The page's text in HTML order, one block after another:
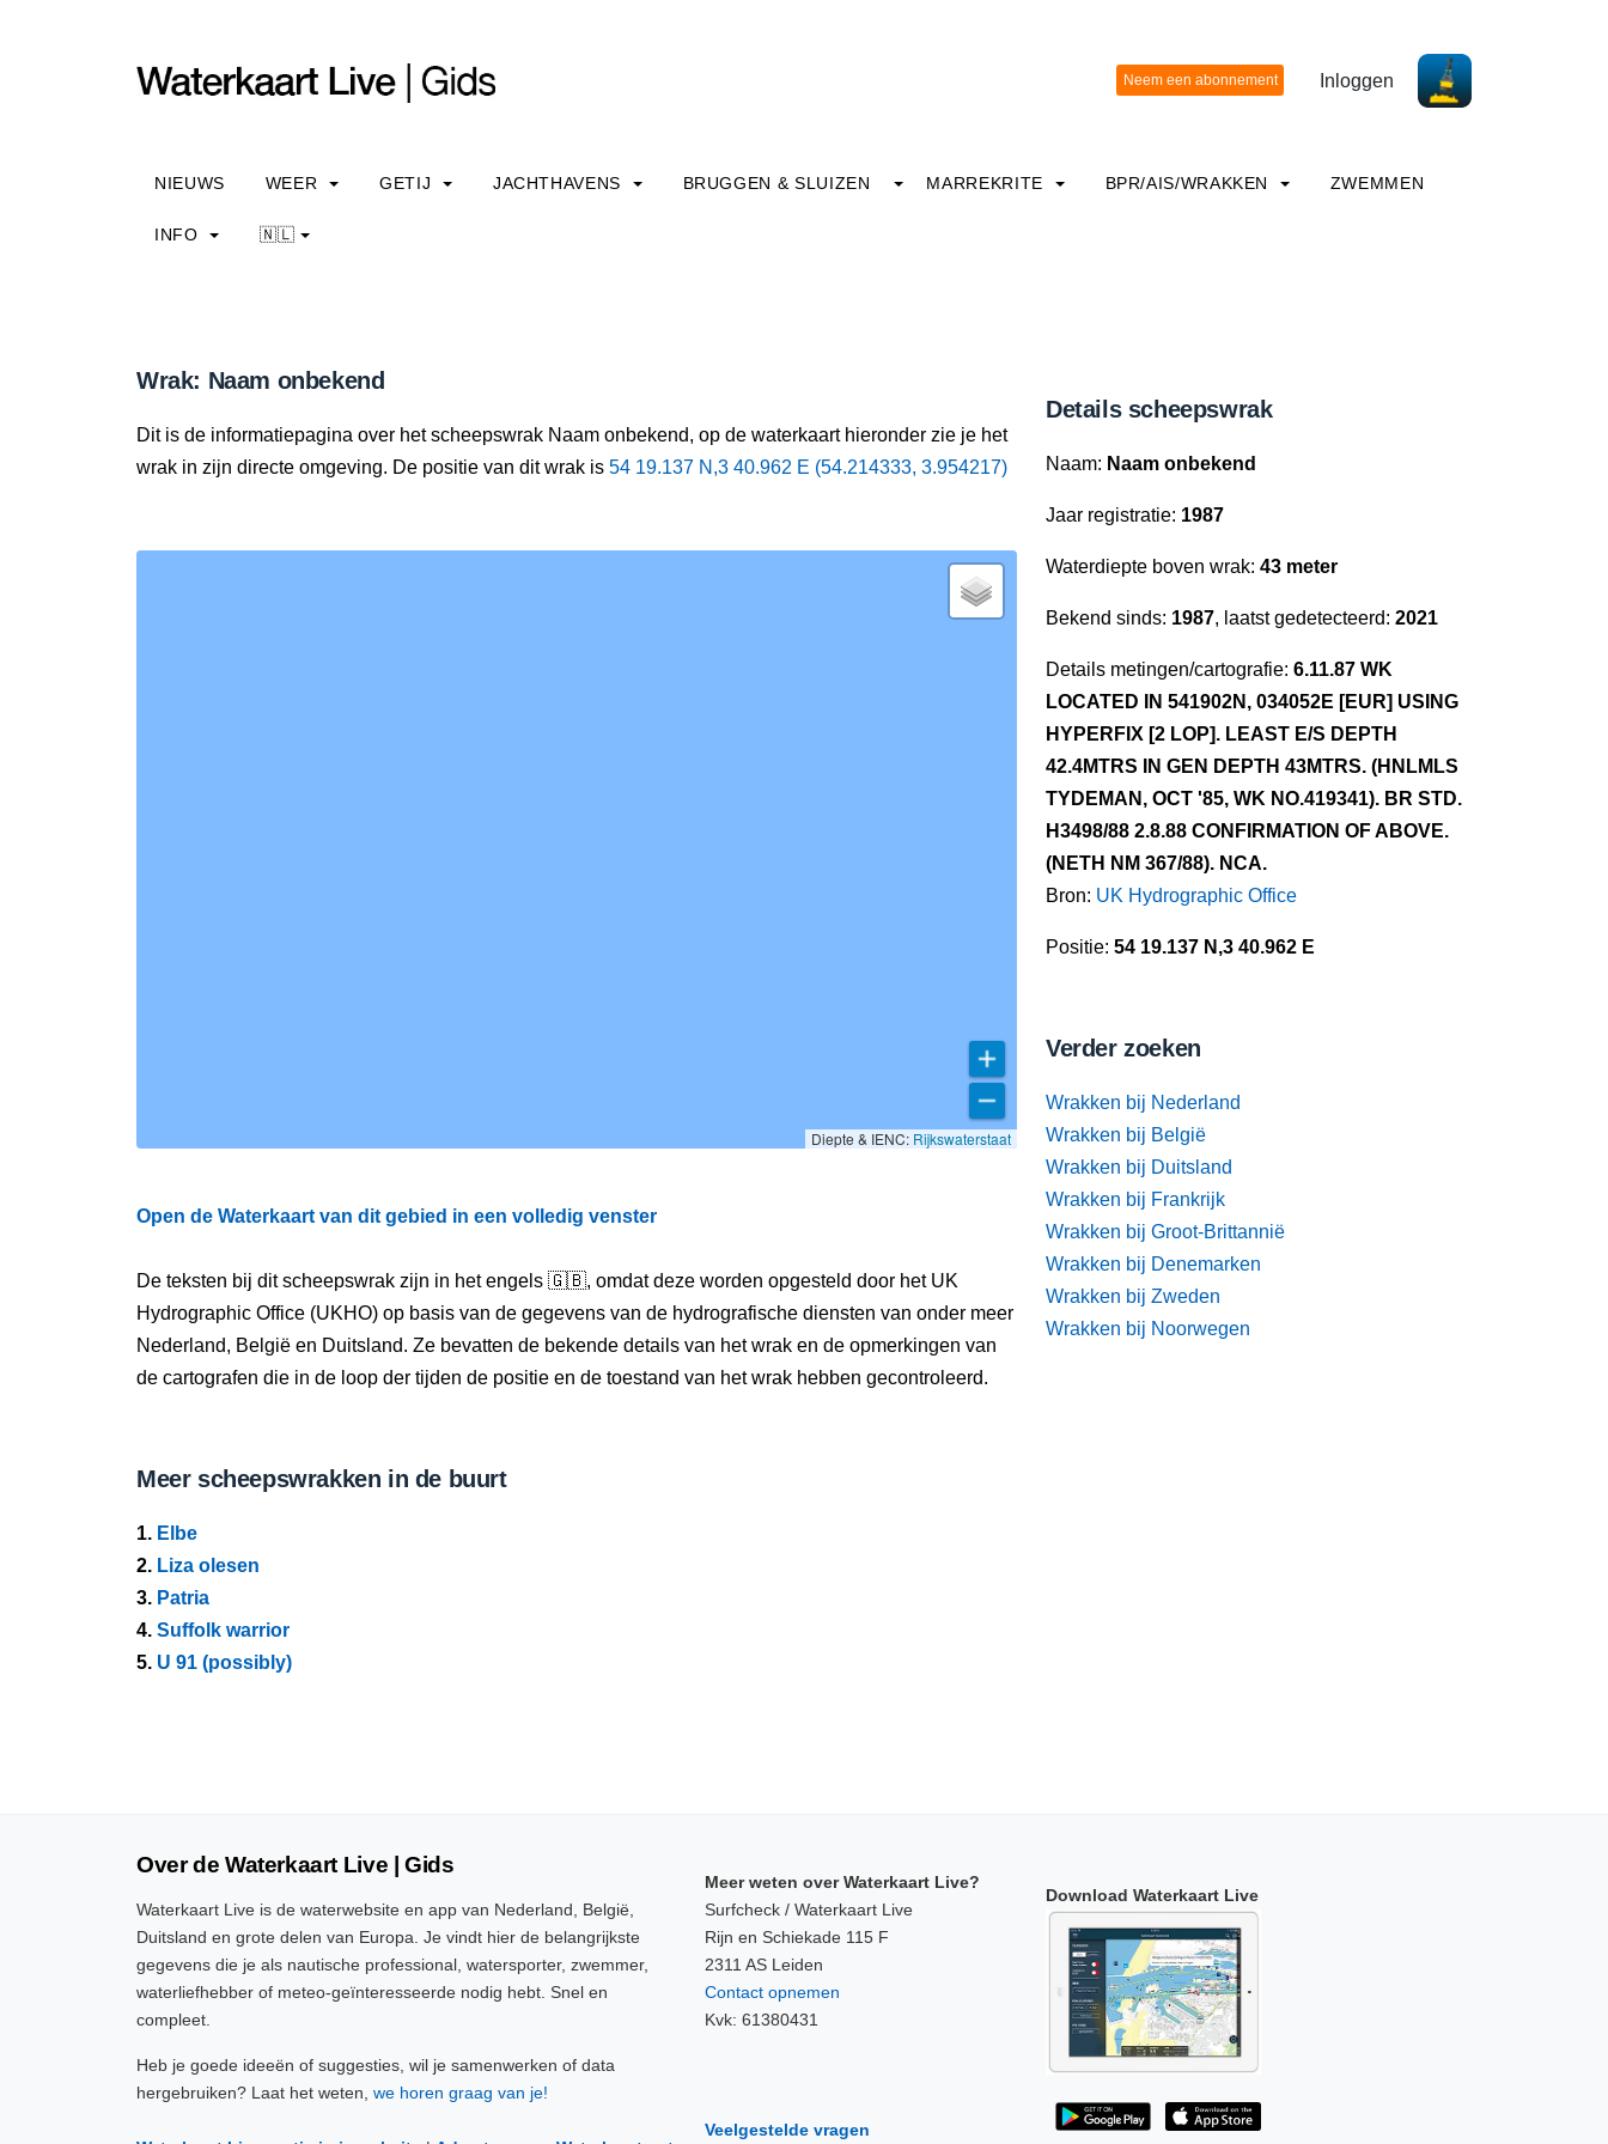
Inloggen
NIEUWS WEER GETIJ JACHTHAVENS BRUGGEN & SLUIZEN MARREKRITE BPR/AIS/WRAKKEN ZWEMMEN
INFO 🇳🇱
Wrak: Naam onbekend
Dit is de informatiepagina over het scheepswrak Naam onbekend, op de waterkaart hieronder zie je het
wrak in zijn directe omgeving. De positie van dit wrak is 54 19.137 N,3 40.962 E (54.214333, 3.954217)
Diepte & IENC: Rijkswaterstaat
Open de Waterkaart van dit gebied in een volledig venster
De teksten bij dit scheepswrak zijn in het engels 🇬🇧, omdat deze worden opgesteld door het UK
Hydrographic Office (UKHO) op basis van de gegevens van de hydrografische diensten van onder meer
Nederland, België en Duitsland. Ze bevatten de bekende details van het wrak en de opmerkingen van
de cartografen die in de loop der tijden de positie en de toestand van het wrak hebben gecontroleerd.
Meer scheepswrakken in de buurt
1. Elbe
2. Liza olesen
3. Patria
4. Suffolk warrior
5. U 91 (possibly)
Details scheepswrak
Naam: Naam onbekend
Jaar registratie: 1987
Waterdiepte boven wrak: 43 meter
Bekend sinds: 1987, laatst gedetecteerd: 2021
Details metingen/cartografie: 6.11.87 WK
LOCATED IN 541902N, 034052E [EUR] USING
HYPERFIX [2 LOP]. LEAST E/S DEPTH
42.4MTRS IN GEN DEPTH 43MTRS. (HNLMLS
TYDEMAN, OCT '85, WK NO.419341). BR STD.
H3498/88 2.8.88 CONFIRMATION OF ABOVE.
(NETH NM 367/88). NCA.
Bron: UK Hydrographic Office
Positie: 54 19.137 N,3 40.962 E
Verder zoeken
Wrakken bij Nederland
Wrakken bij België
Wrakken bij Duitsland
Wrakken bij Frankrijk
Wrakken bij Groot-Brittannië
Wrakken bij Denemarken
Wrakken bij Zweden
Wrakken bij Noorwegen
Over de Waterkaart Live | Gids
Waterkaart Live is de waterwebsite en app van Nederland, België,
Duitsland en grote delen van Europa. Je vindt hier de belangrijkste
gegevens die je als nautische professional, watersporter, zwemmer,
waterliefhebber of meteo-geïnteresseerde nodig hebt. Snel en
compleet.
Heb je goede ideeën of suggesties, wil je samenwerken of data
hergebruiken? Laat het weten, we horen graag van je!
Meer weten over Waterkaart Live?
Surfcheck / Waterkaart Live
Rijn en Schiekade 115 F
2311 AS Leiden
Contact opnemen
Kvk: 61380431
Veelgestelde vragen
Download Waterkaart Live